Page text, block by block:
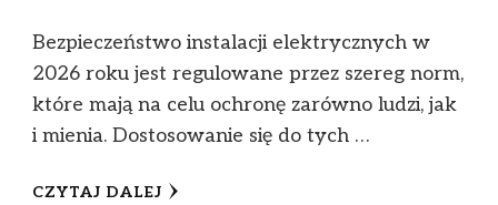
Bezpieczeństwo instalacji elektrycznych w
2026 roku jest regulowane przez szereg norm,
które mają na celu ochronę zarówno ludzi, jak
i mienia. Dostosowanie się do tych …
CZYTAJ DALEJ